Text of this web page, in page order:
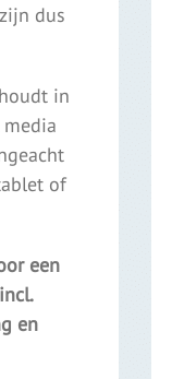
dus
houdt in
of
een
en